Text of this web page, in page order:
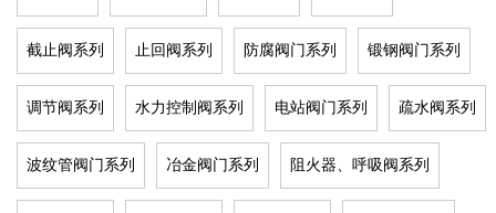
截止阀系列 止回阀系列 防腐阀门系列 锻钢阀门系列
调节阀系列 水力控制阀系列 电站阀门系列 疏水阀系列
波纹管阀门系列 冶金阀门系列 阻火器、呼吸阀系列